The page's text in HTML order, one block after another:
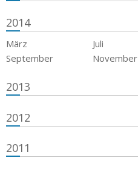
2014
März Juli
September
November
2013
2012
2011